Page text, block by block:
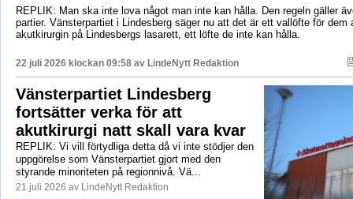
REPLIK: Man ska inte lova något man inte kan hålla. Den regeln gäller
partier. Vänsterpartiet i Lindesberg säger nu att det är ett vallöfte för dem
akutkirurgin på Lindesbergs lasarett, ett löfte de inte kan hålla.
22 juli 2026 klockan 09:58 av LindeNytt Redaktion
Vänsterpartiet Lindesberg
fortsätter verka för att
akutkirurgi natt skall vara kvar
REPLIK: Vi vill förtydliga detta då vi inte stödjer den
uppgörelse som Vänsterpartiet gjort med den
styrande minoriteten på regionnivå. Vä...
21 juli 2026 av LindeNytt Redaktion